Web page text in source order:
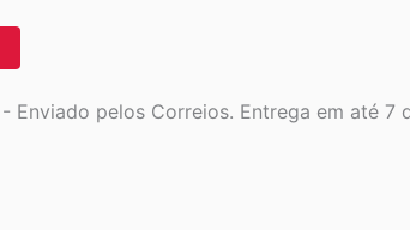
- Enviado pelos Correios. Entrega em até 7